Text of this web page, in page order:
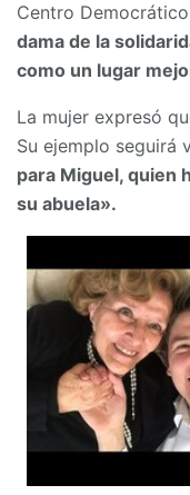
Centro
dama de la
como un lugar
La mujer expresó
Su ejemplo seguirá
para Miguel, quien
su abuela».